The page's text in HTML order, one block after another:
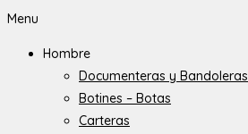
Menu
Hombre
Documenteras y Bandoleras
Botines – Botas
Carteras